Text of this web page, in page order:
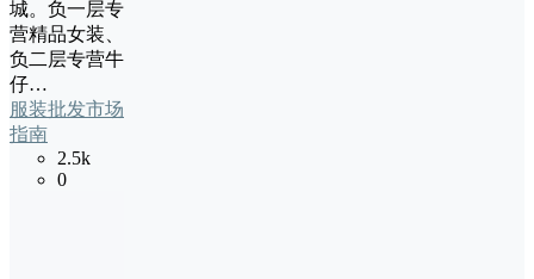
城。负一层专
营精品女装、
负二层专营牛
仔…
服装批发市场
指南
2.5k
0